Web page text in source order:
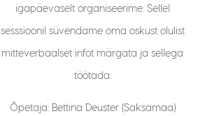
igapäevaselt organiseerime. Sellel
sesssioonil süvendame oma oskust olulist
mitteverbaalset infot märgata ja sellega
töötada.
Õpetaja: Bettina Deuster (Saksamaa)